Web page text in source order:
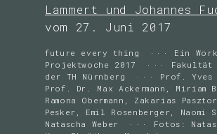
Lammert und Johannes
vom 27. Juni 2017
future every thing
Ein
Projektwoche 2017
Fakultät
der TH Nürnberg
Prof. Yves
Prof. Dr. Max Ackermann, Miriam
Ramona Obermann, Zakarias
Pesker, Emil Rosenberger, Naomi
Natascha Weber
Fotos: